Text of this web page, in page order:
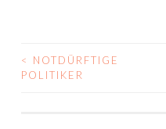
BEITRAGS-
<
NOTDÜRFTIGE
POLITIKER